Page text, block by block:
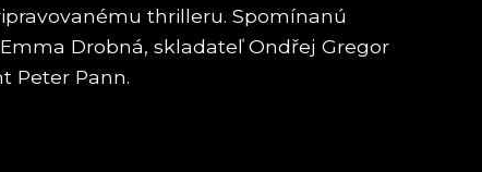
thrilleru. Spomínanú
Drobná, skladateľ Ondřej Gregor
Peter Pann.